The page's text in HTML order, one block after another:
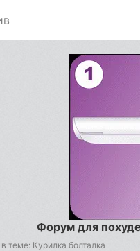
Форум для
Курилка болталка